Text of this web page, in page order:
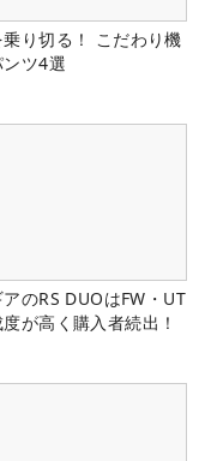
り切る！ こだわり機
ツ4選
のRS DUOはFW・UT
が高く購入者続出！